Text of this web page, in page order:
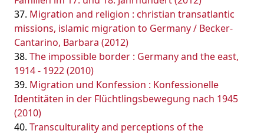
Migration and religion : christian transatlantic
missions, islamic migration to Germany / Becker-
Cantarino, Barbara (2012)
The impossible border : Germany and the east,
1914 - 1922 (2010)
Migration und Konfession : Konfessionelle
Identitäten in der Flüchtlingsbewegung nach 1945
(2010)
Transculturality and perceptions of the